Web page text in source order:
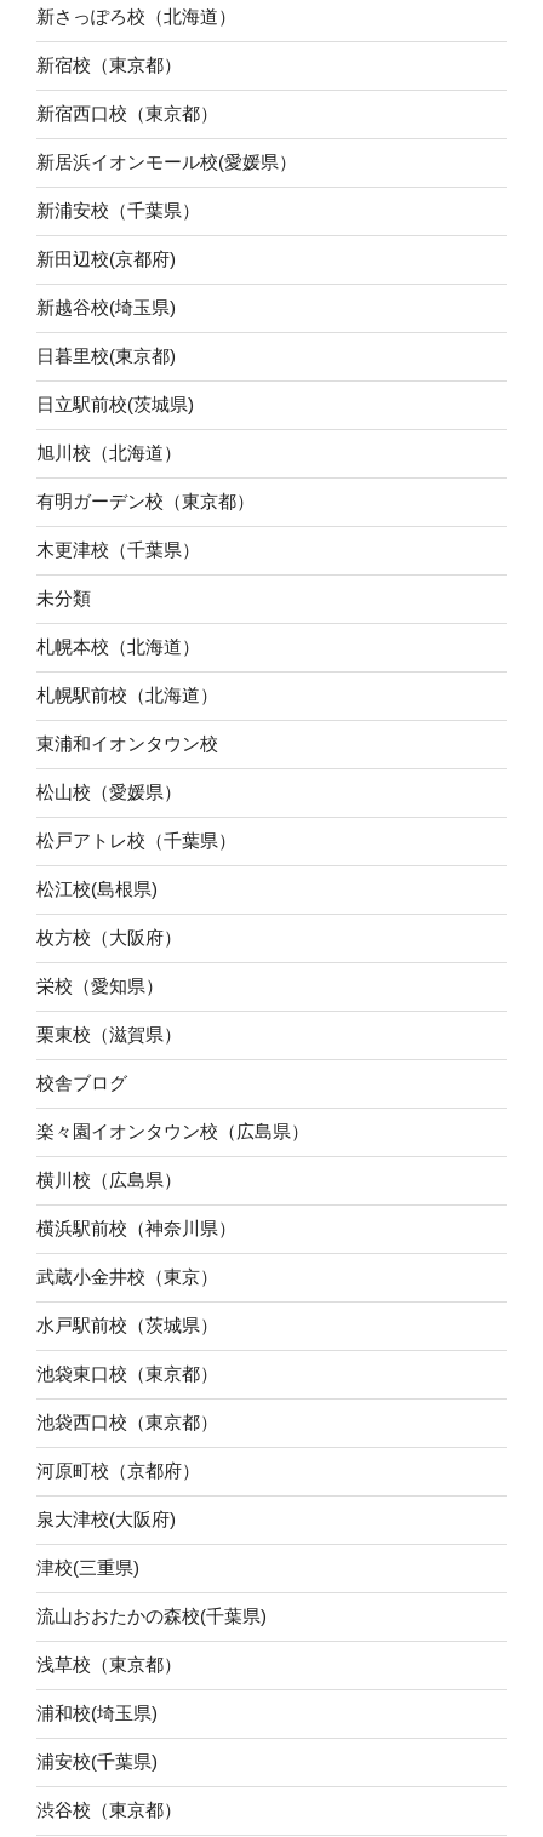
新さっぽろ校（北海道）
新宿校（東京都）
新宿西口校（東京都）
新居浜イオンモール校(愛媛県）
新浦安校（千葉県）
新田辺校(京都府)
新越谷校(埼玉県)
日暮里校(東京都)
日立駅前校(茨城県)
旭川校（北海道）
有明ガーデン校（東京都）
木更津校（千葉県）
未分類
札幌本校（北海道）
札幌駅前校（北海道）
東浦和イオンタウン校
松山校（愛媛県）
松戸アトレ校（千葉県）
松江校(島根県)
枚方校（大阪府）
栄校（愛知県）
栗東校（滋賀県）
校舎ブログ
楽々園イオンタウン校（広島県）
横川校（広島県）
横浜駅前校（神奈川県）
武蔵小金井校（東京）
水戸駅前校（茨城県）
池袋東口校（東京都）
池袋西口校（東京都）
河原町校（京都府）
泉大津校(大阪府)
津校(三重県)
流山おおたかの森校(千葉県)
浅草校（東京都）
浦和校(埼玉県)
浦安校(千葉県)
渋谷校（東京都）